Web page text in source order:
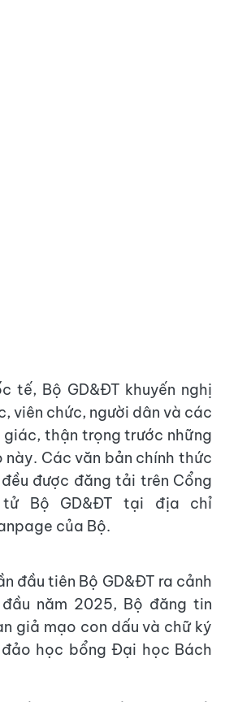
tế, Bộ GD&ĐT khuyến nghị
viên chức, người dân và các
thận trọng trước những
Các văn bản chính thức
được đăng tải trên Cổng
Bộ GD&ĐT tại địa chỉ
của Bộ.
đầu tiên Bộ GD&ĐT ra cảnh
năm 2025, Bộ đăng tin
giả mạo con dấu và chữ ký
học bổng Đại học Bách